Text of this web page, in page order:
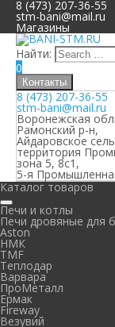
8 (473) 207-36-55
stm-bani@mail.ru
Магазины
Найти:
0
Контакты
8 (473) 207-36-55
stm-bani@mail.ru
Воронежская
Рамонский р-н,
Айдаровское
территория
зона 5, 8с1,
5-я
Каталог товаров
Печи и котлы
Печи дровяные для
Aston
НМК
TMF
Теплодар
Варвара
ПроМеталл
Ермак
Fireway
Везувий